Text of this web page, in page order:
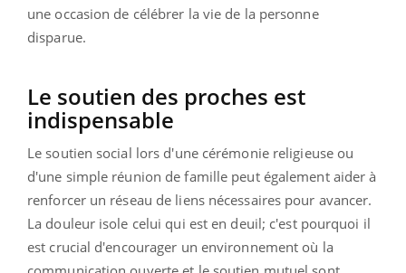
une occasion de célébrer la vie de la personne
disparue.
Le soutien des proches est
indispensable
Le soutien social lors d'une cérémonie religieuse ou
d'une simple réunion de famille peut également aider à
renforcer un réseau de liens nécessaires pour avancer.
La douleur isole celui qui est en deuil; c'est pourquoi il
est crucial d'encourager un environnement où la